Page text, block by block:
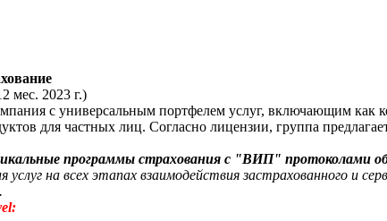
мес. 2023 г.)
с универсальным портфелем услуг, включающим как
для частных лиц. Согласно лицензии, группа
программы страхования с "ВИП" протоколами
на всех этапах взаимодействия застрахованного и